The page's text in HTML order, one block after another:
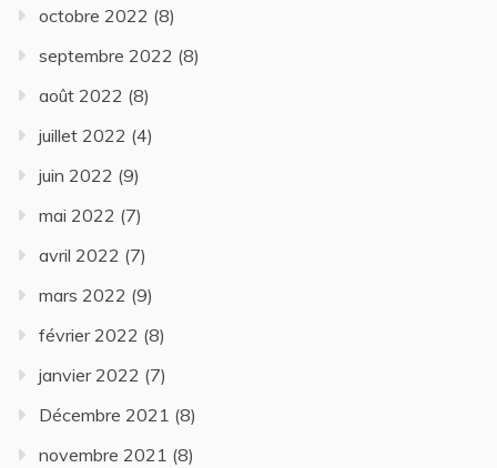
octobre 2022 (8)
septembre 2022 (8)
août 2022 (8)
juillet 2022 (4)
juin 2022 (9)
mai 2022 (7)
avril 2022 (7)
mars 2022 (9)
février 2022 (8)
janvier 2022 (7)
Décembre 2021 (8)
novembre 2021 (8)